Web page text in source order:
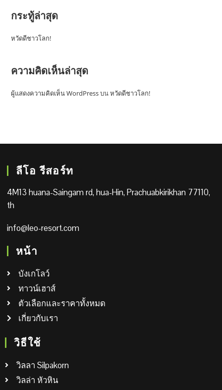
กระทู้ล่าสุด
หวัดดีชาวโลก!
ความคิดเห็นล่าสุด
ผู้แสดงความคิดเห็น WordPressบนหวัดดีชาวโลก!
ลีโอ รีสอร์ท
4M13 huana-Saingam rd, hua-Hin, Prachuabkirikhan 77110,
th
info@leo-resort.com
หน้า
บังเกโลว์
ทาวน์เฮาส์
ตัวเลือกและราคาทั้งหมด
เกี่ยวกับเรา
วิธีใช้
วิลลา Silpakorn
วิลล่า หัวหิน